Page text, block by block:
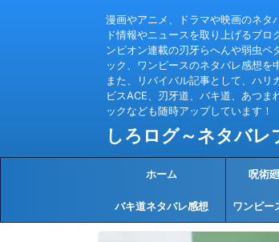
漫画やアニメ、ドラマや映画のネタ
ド情報やニュースを取り上げるブロ
ンピオン連載の刃牙らへんや弱虫ペ
ック、ワンピースのネタバレ感想を
また、リバイバル記事として、ハリ
ビスACE、刃牙道、バキ道、あつま
ックなども随時アップしています！
しろログ～ネタバレ
ホーム 呪術
バキ道ネタバレ感想 ワンピー